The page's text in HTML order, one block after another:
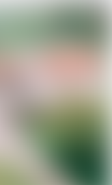
landscape
Landelijk